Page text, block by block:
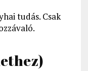
tudás. Csak